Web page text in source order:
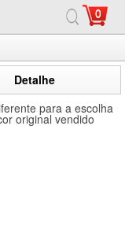
0
Detalhe
para a escolha
original vendido